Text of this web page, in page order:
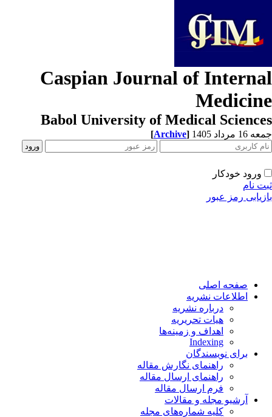
Caspian Journal of
Babol University of Medical
مرداد 1405 [Archive]
ورود خودکار
نام
رمز عبور
صفحه اصلی
اطلاعات نشریه
درباره نشریه
هیات تحریریه
اهداف و زمینه‌ها
Indexing
برای نویسندگان
راهنمای نگارش مقاله
راهنمای ارسال مقاله
فرم ارسال مقاله
آرشیو مجله و مقالات
کلیه شماره‌های مجله